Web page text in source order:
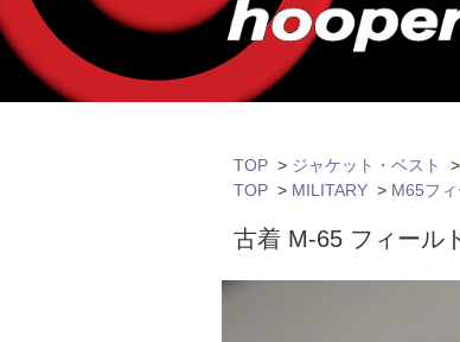
TOP > ジャケット・ベスト >
TOP > MILITARY > M65フ
古着 M-65 フィール